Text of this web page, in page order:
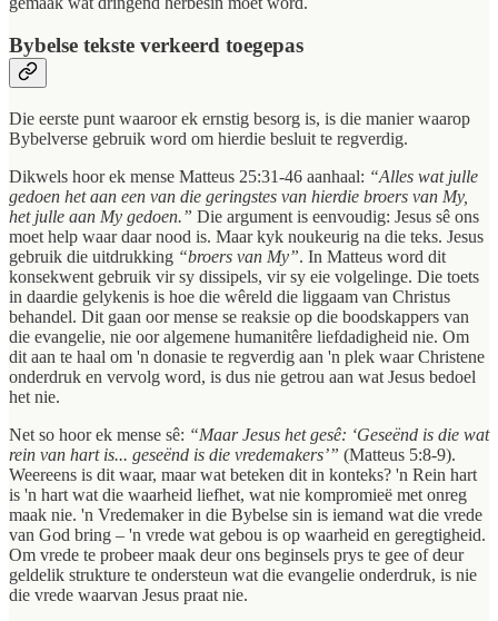
Bybelse tekste verkeerd toegepas
Die eerste punt waaroor ek ernstig besorg is, is die manier waarop
Bybelverse gebruik word om hierdie besluit te regverdig.
Dikwels hoor ek mense Matteus 25:31-46 aanhaal: “Alles wat julle
gedoen het aan een van die geringstes van hierdie broers van My,
het julle aan My gedoen.” Die argument is eenvoudig: Jesus sê ons
moet help waar daar nood is. Maar kyk noukeurig na die teks. Jesus
gebruik die uitdrukking “broers van My”. In Matteus word dit
konsekwent gebruik vir sy dissipels, vir sy eie volgelinge. Die toets
in daardie gelykenis is hoe die wêreld die liggaam van Christus
behandel. Dit gaan oor mense se reaksie op die boodskappers van
die evangelie, nie oor algemene humanitêre liefdadigheid nie. Om
dit aan te haal om 'n donasie te regverdig aan 'n plek waar Christene
onderdruk en vervolg word, is dus nie getrou aan wat Jesus bedoel
het nie.
Net so hoor ek mense sê: “Maar Jesus het gesê: ‘Geseënd is die wat
rein van hart is... geseënd is die vredemakers’” (Matteus 5:8-9).
Weereens is dit waar, maar wat beteken dit in konteks? 'n Rein hart
is 'n hart wat die waarheid liefhet, wat nie kompromieë met onreg
maak nie. 'n Vredemaker in die Bybelse sin is iemand wat die vrede
van God bring – 'n vrede wat gebou is op waarheid en geregtigheid.
Om vrede te probeer maak deur ons beginsels prys te gee of deur
geldelik strukture te ondersteun wat die evangelie onderdruk, is nie
die vrede waarvan Jesus praat nie.